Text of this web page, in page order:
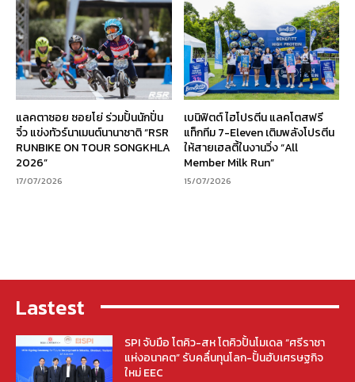
แลคตาซอย ซอยโย่ ร่วมปั้นนักปั่น
จิ๋ว แข่งทัวร์นาเมนต์นานาชาติ “RSR
RUNBIKE ON TOUR SONGKHLA
2026”
17/07/2026
เบนิฟิตต์ ไฮโปรตีน แลคโตสฟรี
แท็กทีม 7-Eleven เติมพลังโปรตีน
ให้สายเฮลตี้ในงานวิ่ง “All
Member Milk Run”
15/07/2026
Lastest
SPI จับมือ โตคิว-สห โตคิวปั้นโมเดล “ศรีราชา
แห่งอนาคต” รับคลื่นทุนโลก-ปั้นฮับเศรษฐกิจ
ใหม่ EEC